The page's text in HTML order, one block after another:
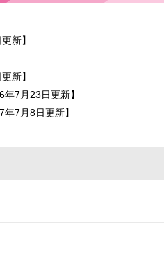
新】
新】
年7月23日更新】
年7月8日更新】